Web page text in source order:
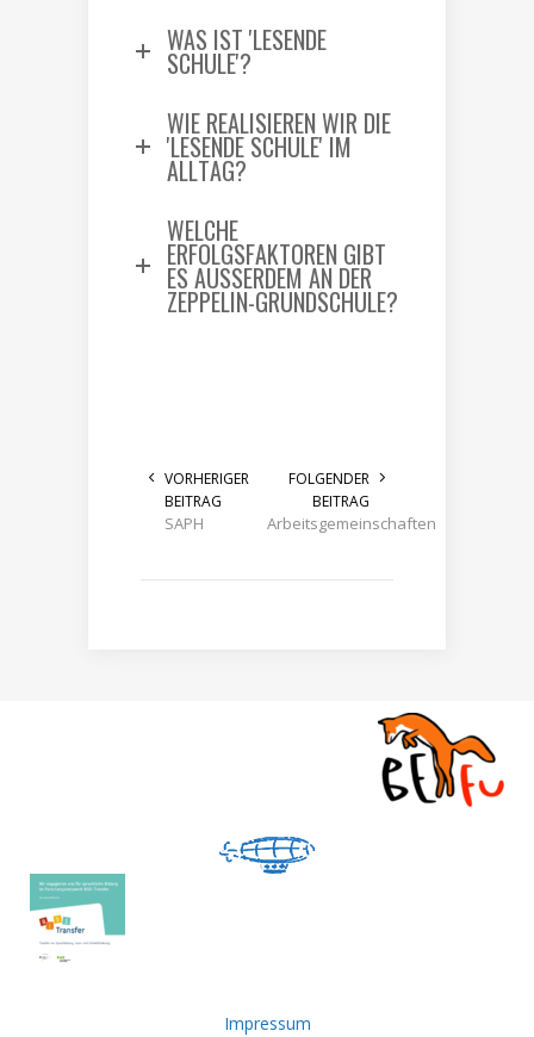
WAS IST 'LESENDE
SCHULE'?
WIE REALISIEREN WIR DIE
'LESENDE SCHULE' IM
ALLTAG?
WELCHE
ERFOLGSFAKTOREN GIBT
ES AUSSERDEM AN DER Z
EPPELIN-GRUNDSCHULE?
VORHERIGER
BEITRAG
SAPH
FOLGENDER
BEITRAG
Arbeitsgemeinschaften
Impressum